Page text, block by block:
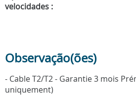
velocidades :
Observação(ões)
- Cable T2/T2 - Garantie 3 mois
uniquement)